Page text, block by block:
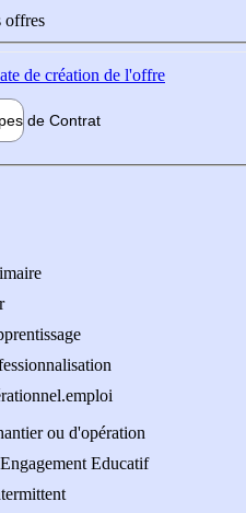
offres
de création de l'offre
de Contrat
ou d'opération
Educatif